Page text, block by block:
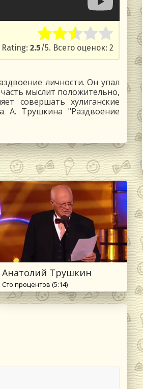
Rate this item:
Submit Rating
Rating: 2.5/5. Всего оценок: 2
личности. Он упал
мыслит положительно,
совершать хулиганские
А. Трушкина "Раздвоение
Анатолий Трушкин
Сто процентов (5:14)